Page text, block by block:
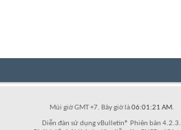
Múi giờ GMT +7. Bây giờ là06:01:21 AM.
Diễn đàn sử dụng vBulletin® Phiên bản 4.2.3.